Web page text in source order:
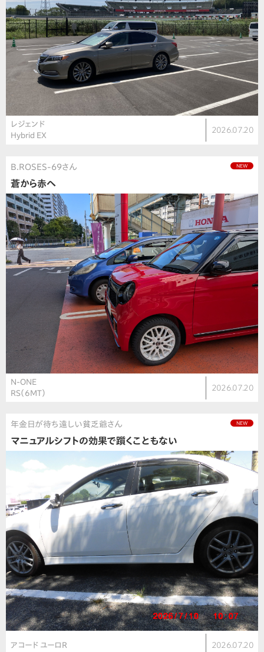
レジェンド
Hybrid EX
2026.07.20
NEW
B.ROSES-69さん
蒼から赤へ
N-ONE
RS（6MT）
2026.07.20
NEW
年金日が待ち遠しい貧乏爺さん
マニュアルシフトの効果で躓くこともない
アコード ユーロR 2026.07.20